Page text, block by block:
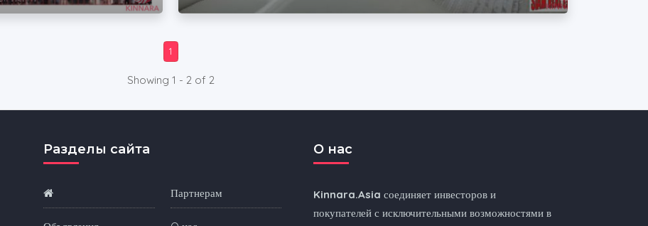
1
Showing 1 - 2 of 2
Разделы сайта
Партнерам
O нас
Kinnara.Asia соединяет инвесторов и
покупателей с исключительными возможностями в